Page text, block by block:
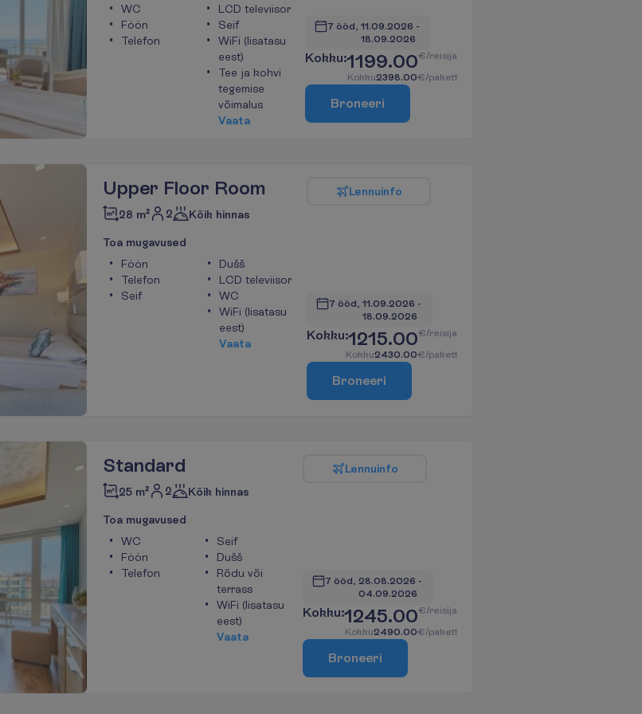
WC
Föön
Telefon
LCD televiisor
Seif
WiFi (lisatasu
eest)
Tee ja kohvi
tegemise
võimalus
Vaata
7 ööd, 11.09.2026 -
18.09.2026
Kokku:1199.00€/reisija
Kokku2398.00€/pakett
Broneeri
Upper Floor Room
28 m² 2 Kõik hinnas
Toa mugavused
Föön
Telefon
Seif
Dušš
LCD televiisor
WC
WiFi (lisatasu
eest)
Vaata
7 ööd, 11.09.2026 -
18.09.2026
Kokku:1215.00€/reisija
Kokku2430.00€/pakett
Lennuinfo
Broneeri
Standard
25 m² 2 Kõik hinnas
Toa mugavused
WC
Föön
Telefon
Seif
Dušš
Rõdu või
terrass
WiFi (lisatasu
eest)
Vaata
7 ööd, 28.08.2026 -
04.09.2026
Kokku:1245.00€/reisija
Kokku2490.00€/pakett
Lennuinfo
Broneeri